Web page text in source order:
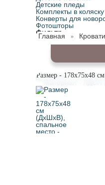
Детские пледы
Комплекты в коляску
Конверты для
Фотошторы
Фильтр
Главная »
Размер - 178x75x48